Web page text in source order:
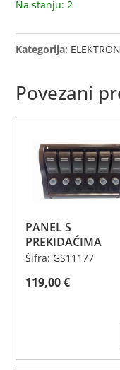
Na stanju: 2
Kategorija:
Povezani
PANEL S
PREKIDAĆIMA
Šifra: GS11177
119,00€